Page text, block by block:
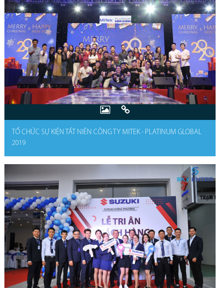
TỔ CHỨC SỰ KIỆN TẤT NIÊN CÔNG TY MITEK - PLATINUM GLOBAL
2019